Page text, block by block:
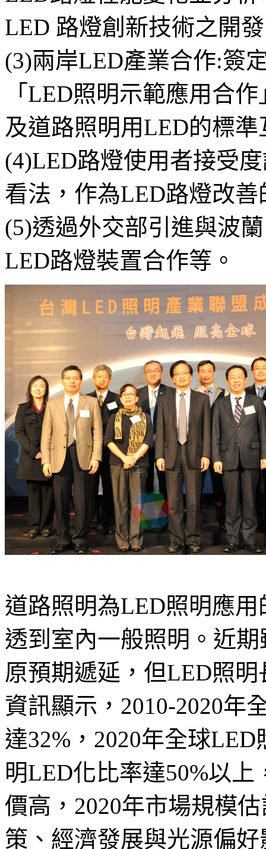
LED 路燈創新技術之開發
(3)兩岸LED產業合作:簽
「LED照明示範應用合
及道路照明用LED的標準
(4)LED路燈使用者接受
看法，作為LED路燈改善
(5)透過外交部引進與波
LED路燈裝置合作等。
道路照明為LED照明應
透到室內一般照明。近
原預期遞延，但LED照
資訊顯示，2010-2020年
達32%，2020年全球
明LED化比率達50%以
價高，2020年市場規模
策、經濟發展與光源偏